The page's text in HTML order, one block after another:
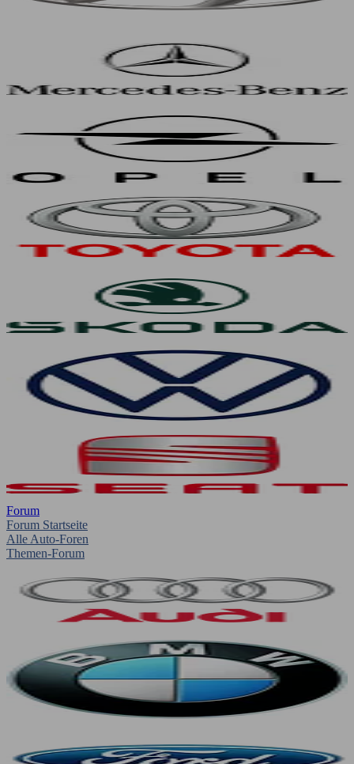
Forum
Forum Startseite
Alle Auto-Foren
Themen-Forum